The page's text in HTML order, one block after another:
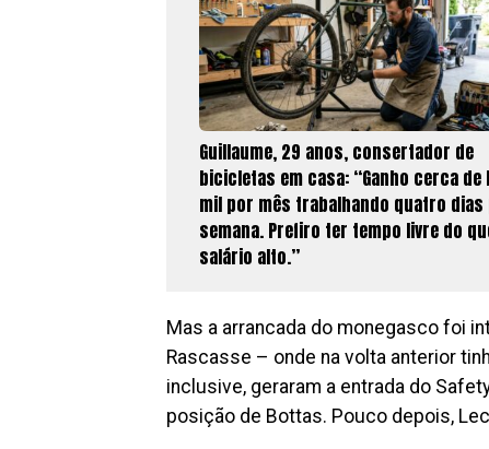
Guillaume, 29 anos, consertador de
bicicletas em casa: “Ganho cerca de
mil por mês trabalhando quatro dias
semana. Prefiro ter tempo livre do
salário alto.”
Mas a arrancada do monegasco foi
Rascasse – onde na volta anterior
inclusive, geraram a entrada do
posição de Bottas. Pouco depois,